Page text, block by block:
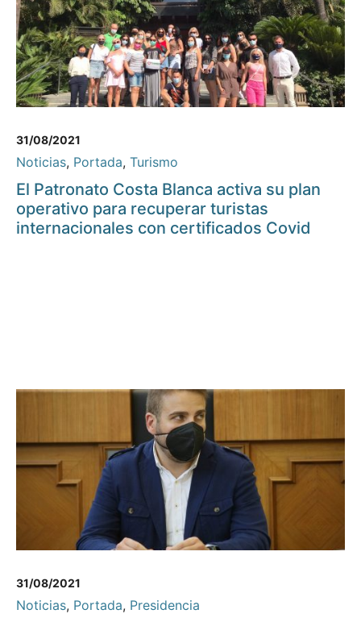
31/08/2021
Noticias, Portada, Turismo
El Patronato Costa Blanca activa su plan
operativo para recuperar turistas
internacionales con certificados Covid
31/08/2021
Noticias, Portada, Presidencia